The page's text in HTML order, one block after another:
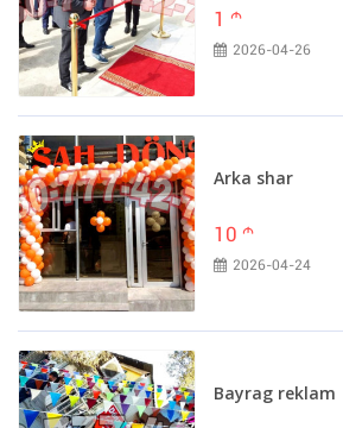
1 m
2026-04-26
Arka shar
10 m
2026-04-24
Bayrag reklam